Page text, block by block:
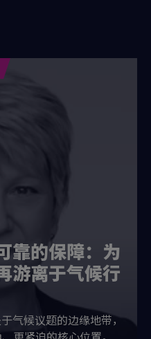
靠的保障：为
游离于气候行
气候议题的边缘地带，